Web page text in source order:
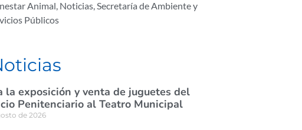
Animal, Noticias,Secretaría de Ambiente y
Públicos
la exposición y venta de juguetes del
Penitenciario al Teatro Municipal
de 2026